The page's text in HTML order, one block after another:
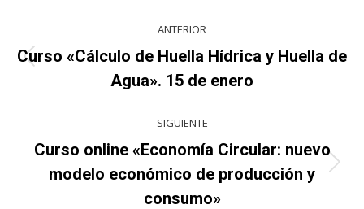
entre
proyectos
ANTERIOR
Proyecto
anterior
Curso «Cálculo de Huella Hídrica y Huella de
Agua». 15 de enero
SIGUIENTE
Proyecto
siguiente
Curso online «Economía Circular: nuevo
modelo económico de producción y
consumo»